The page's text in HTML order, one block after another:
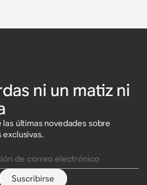
ni un matiz ni
últimas novedades sobre
Suscribirse